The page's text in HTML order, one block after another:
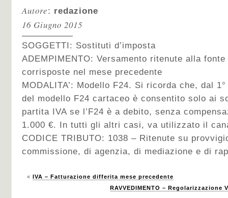
Autore: redazione
16 Giugno 2015
SOGGETTI: Sostituti d’imposta
ADEMPIMENTO: Versamento ritenute alla
corrisposte nel mese precedente
MODALITA’: Modello F24. Si ricorda che, dal
del modello F24 cartaceo è consentito solo ai
partita IVA se l’F24 è a debito, senza
1.000 €. In tutti gli altri casi, va utilizzato il
CODICE TRIBUTO: 1038 – Ritenute su
commissione, di agenzia, di mediazione e di
« IVA – Fatturazione differita mese precedente
RAVVEDIMENTO –